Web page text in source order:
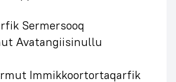
Sermersooq
Avatangiisinullu
Immikkoortortaqarfik